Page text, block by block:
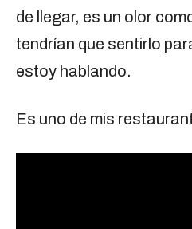
de llegar, es un olor
tendrían que sentirlo
estoy hablando.
Es uno de mis